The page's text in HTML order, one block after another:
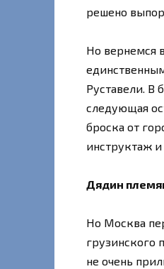
решено
Но вернемся
Руставели. В
следующая
броска от
инструктаж
Дядин
Но Москва
грузинского
не очень